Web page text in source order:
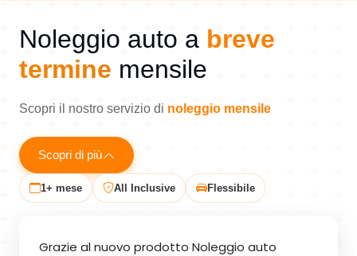
Noleggio auto a breve
termine mensile
Scopri il nostro servizio di noleggio mensile
Scopri di più
1+ mese All Inclusive Flessibile
Grazie al nuovo prodotto Noleggio auto